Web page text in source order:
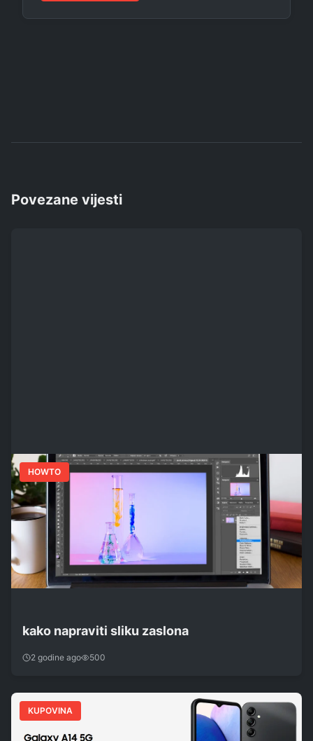
Povezane vijesti
HOWTO
kako napraviti sliku zaslona
2 godine ago 500
KUPOVINA